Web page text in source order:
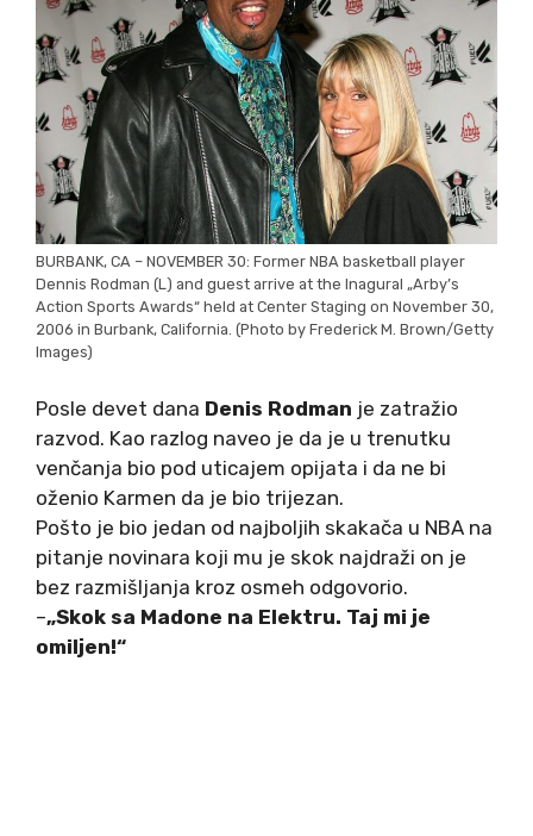
BURBANK, CA – NOVEMBER 30: Former NBA basketball player
Dennis Rodman (L) and guest arrive at the Inagural „Arby’s
Action Sports Awards“ held at Center Staging on November 30,
2006 in Burbank, California. (Photo by Frederick M. Brown/Getty
Images)
Posle devet dana Denis Rodman je zatražio
razvod. Kao razlog naveo je da je u trenutku
venčanja bio pod uticajem opijata i da ne bi
oženio Karmen da je bio trijezan.
Pošto je bio jedan od najboljih skakača u NBA na
pitanje novinara koji mu je skok najdraži on je
bez razmišljanja kroz osmeh odgovorio.
–„Skok sa Madone na Elektru. Taj mi je
omiljen!“